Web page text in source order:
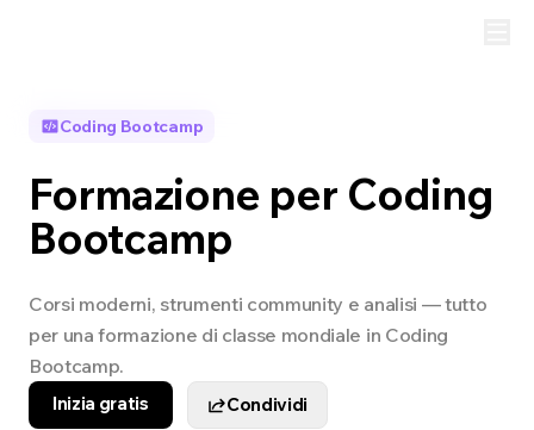
Coding Bootcamp
Formazione per Coding
Bootcamp
Corsi moderni, strumenti community e analisi — tutto
per una formazione di classe mondiale in Coding
Bootcamp.
Inizia gratis Condividi